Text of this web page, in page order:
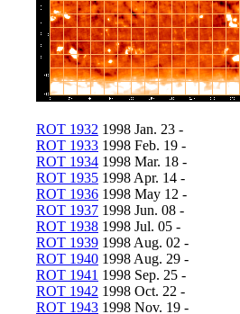
ROT 1932 1998 Jan. 23 -
ROT 1933 1998 Feb. 19 -
ROT 1934 1998 Mar. 18 -
ROT 1935 1998 Apr. 14 -
ROT 1936 1998 May 12 -
ROT 1937 1998 Jun. 08 -
ROT 1938 1998 Jul. 05 -
ROT 1939 1998 Aug. 02 -
ROT 1940 1998 Aug. 29 -
ROT 1941 1998 Sep. 25 -
ROT 1942 1998 Oct. 22 -
ROT 1943 1998 Nov. 19 -